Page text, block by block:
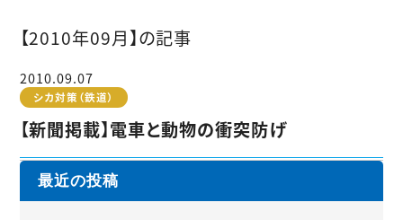
【2010年09月】の記事
2010.09.07
シカ対策（鉄道）
【新聞掲載】電車と動物の衝突防げ
最近の投稿